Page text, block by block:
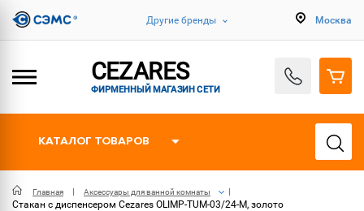
Другие бренды Москва
CEZARES
ФИРМЕННЫЙ МАГАЗИН СЕТИ
КАТАЛОГ ТОВАРОВ
Главная Аксессуары для ванной комнаты
Стакан с диспенсером Cezares OLIMP-TUM-03/24-M, золото